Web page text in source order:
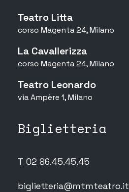
Teatro Litta
corso Magenta 24, Milano
La Cavallerizza
corso Magenta 24, Milano
Teatro Leonardo
via Ampère 1, Milano
Biglietteria
T 02 86.45.45.45
biglietteria@mtmteatro.it